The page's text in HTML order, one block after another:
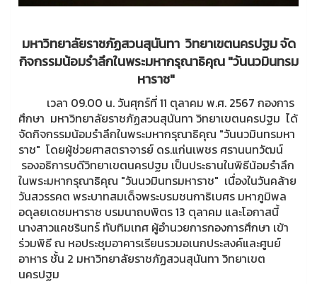
มหาวิทยาลัยราชภัฏสวนสุนันทา วิทยาเขตนครปฐม จัด
กิจกรรมน้อมรำลึกในพระมหากรุณาธิคุณ "วันนวมินทรม
หาราช"
เวลา 09.00 น. วันศุกร์ที่ 11 ตุลาคม พ.ศ. 2567 กองการ
ศึกษา มหาวิทยาลัยราชภัฏสวนสุนันทา วิทยาเขตนครปฐม ได้
จัดกิจกรรมน้อมรำลึกในพระมหากรุณาธิคุณ "วันนวมินทรมหา
ราช" โดยผู้ช่วยศาสตราจารย์ ดร.แก่นเพชร ศรานนทวัฒน์
รองอธิการบดีวิทยาเขตนครปฐม เป็นประธานในพิธีน้อมรำลึก
ในพระมหากรุณาธิคุณ "วันนวมินทรมหาราช" เนื่องในวันคล้าย
วันสวรรคต พระบาทสมเด็จพระบรมชนกาธิเบศร มหาภูมิพล
อดุลยเดชมหาราช บรมนาถบพิตร 13 ตุลาคม และโอกาสนี้
นางสาวแคชรินทร์ ทับทิมเทศ ผู้อำนวยการกองการศึกษา เข้า
ร่วมพิธี ณ หอประชุมอาคารเรียนรวมอเนกประสงค์และศูนย์
อาหาร ชั้น 2 มหาวิทยาลัยราชภัฏสวนสุนันทา วิทยาเขต
นครปฐม